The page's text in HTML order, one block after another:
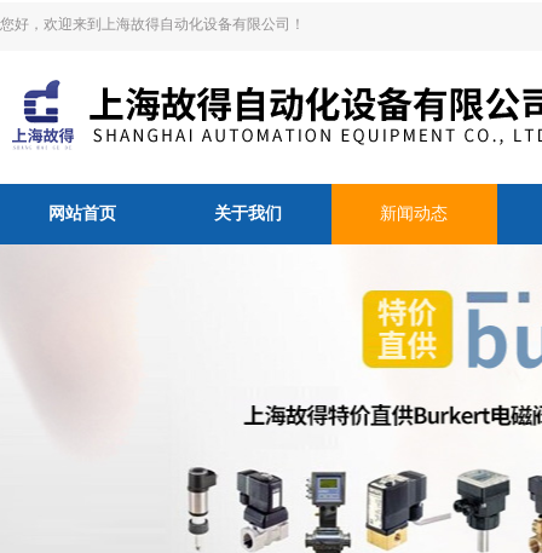
您好，欢迎来到上海故得自动化设备有限公司！
网站首页 关于我们 新闻动态